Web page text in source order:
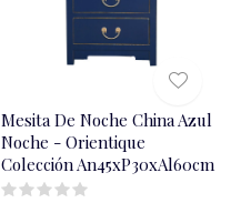
Mesita De Noche China Azul
Noche - Orientique
Colección An45xP30xAl60cm